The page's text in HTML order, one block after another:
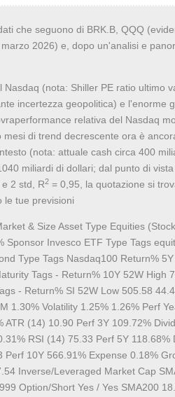
che seguono di BRK.B, QQQ
2026) e, dopo un'analisi e
(nota: Shiller PE ratio ultimo
incertezza geopolitica) e l'enorme
relativa del Nasdaq
di trend decrescente ora è
(nota: attuale cash circa 400
miliardi di dollari; dal punto di
2 std, R2 = 0,95, la quotazione si
le tue previsioni
& Size Asset Type Equities
Invesco ETF Type Tags
Type Tags Nasdaq100 Return%
Tags - Return% 10Y 52W High
- Return% SI 52W Low 505.58
1.30% Volatility 1.25% 1.26% Perf
ATR (14) 10.90 Perf 3Y 109.72%
RSI (14) 75.33 Perf 5Y
10Y 566.91% Expense 0.18%
Inverse/Leveraged Market Cap
Option/Short Yes / Yes SMA200